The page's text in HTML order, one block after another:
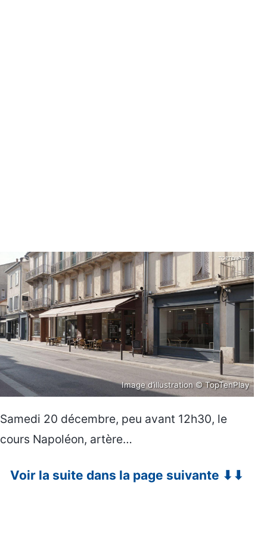
Image d’illustration © TopTenPlay
Samedi 20 décembre, peu avant 12h30, le
cours Napoléon, artère…
Voir la suite dans la page suivante ⬇⬇